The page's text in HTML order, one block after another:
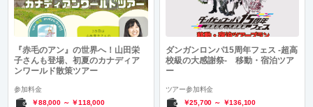
『赤毛のアン』の世界へ！山田栄
子さんも登場、初夏のカナディア
ンワールド散策ツアー
参加料金
￥88,000～ ￥118,000
ダンガンロンパ15周年フェス -超高
校級の大感謝祭- 移動・宿泊ツア
ー
ツアー参加料金
￥25,700 ～ ￥136,100